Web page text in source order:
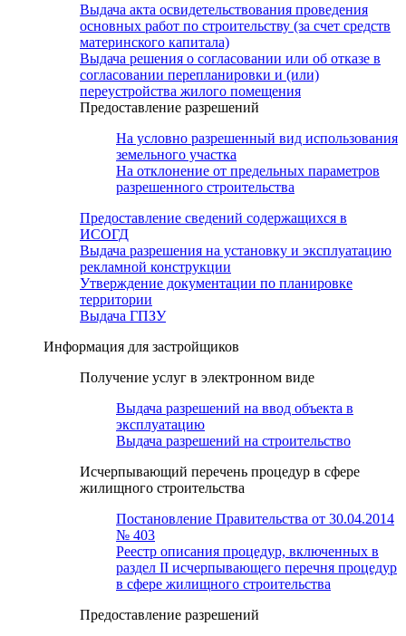
Выдача акта освидетельствования проведения
основных работ по строительству (за счет средств
материнского капитала)
Выдача решения о согласовании или об отказе в
согласовании перепланировки и (или)
переустройства жилого помещения
Предоставление разрешений
На условно разрешенный вид использования
земельного участка
На отклонение от предельных параметров
разрешенного строительства
Предоставление сведений содержащихся в
ИСОГД
Выдача разрешения на установку и эксплуатацию
рекламной конструкции
Утверждение документации по планировке
территории
Выдача ГПЗУ
Информация для застройщиков
Получение услуг в электронном виде
Выдача разрешений на ввод объекта в
эксплуатацию
Выдача разрешений на строительство
Исчерпывающий перечень процедур в сфере
жилищного строительства
Постановление Правительства от 30.04.2014
№ 403
Реестр описания процедур, включенных в
раздел II исчерпывающего перечня процедур
в сфере жилищного строительства
Предоставление разрешений